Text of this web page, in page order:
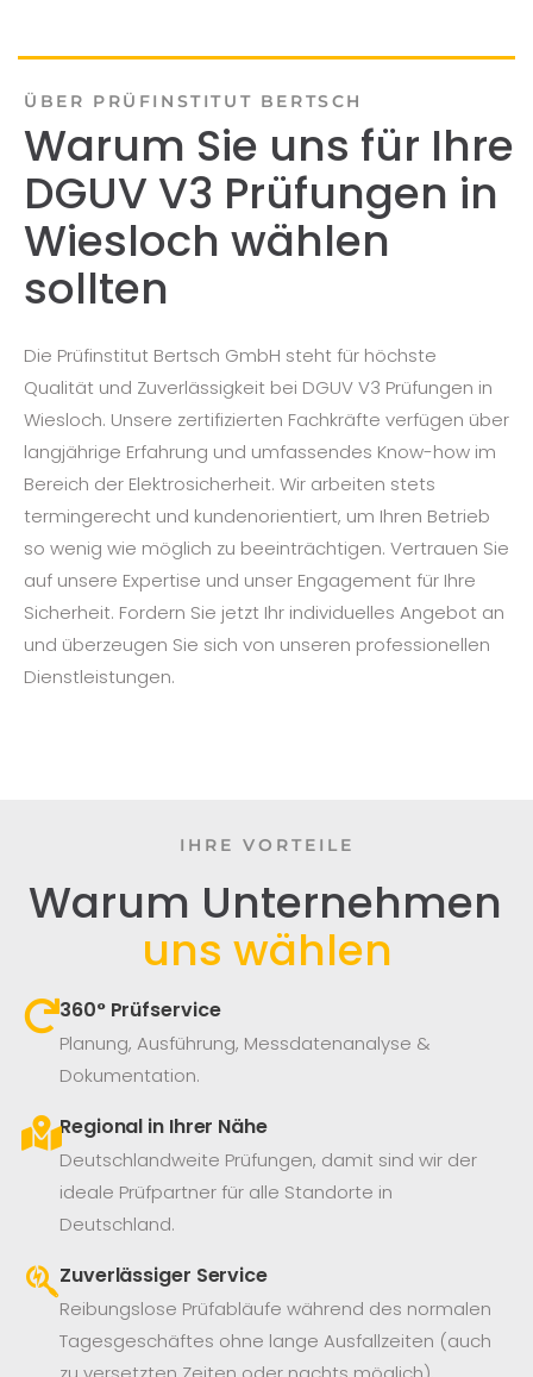
ÜBER PRÜFINSTITUT BERTSCH
Warum Sie uns für Ihre
DGUV V3 Prüfungen in
Wiesloch wählen
sollten
Die Prüfinstitut Bertsch GmbH steht für höchste
Qualität und Zuverlässigkeit bei DGUV V3 Prüfungen in
Wiesloch. Unsere zertifizierten Fachkräfte verfügen über
langjährige Erfahrung und umfassendes Know-how im
Bereich der Elektrosicherheit. Wir arbeiten stets
termingerecht und kundenorientiert, um Ihren Betrieb
so wenig wie möglich zu beeinträchtigen. Vertrauen Sie
auf unsere Expertise und unser Engagement für Ihre
Sicherheit. Fordern Sie jetzt Ihr individuelles Angebot an
und überzeugen Sie sich von unseren professionellen
Dienstleistungen.
IHRE VORTEILE
Warum Unternehmen
uns wählen
360° Prüfservice​
Planung, Ausführung, Messdatenanalyse &
Dokumentation.
Regional in Ihrer Nähe
Deutschlandweite Prüfungen, damit sind wir der
ideale Prüfpartner für alle Standorte in
Deutschland.
Zuverlässiger Service
Reibungslose Prüfabläufe während des normalen
Tagesgeschäftes ohne lange Ausfallzeiten (auch